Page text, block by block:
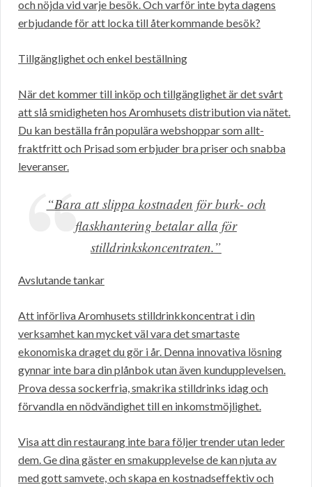
och nöjda vid varje besök. Och varför inte byta dagens
erbjudande för att locka till återkommande besök?
Tillgänglighet och enkel beställning
När det kommer till inköp och tillgänglighet är det svårt
att slå smidigheten hos Aromhusets distribution via nätet.
Du kan beställa från populära webshoppar som allt-
fraktfritt och Prisad som erbjuder bra priser och snabba
leveranser.
“Bara att slippa kostnaden för burk- och
flaskhantering betalar alla för
stilldrinkskoncentraten.”
Avslutande tankar
Att införliva Aromhusets stilldrinkkoncentrat i din
verksamhet kan mycket väl vara det smartaste
ekonomiska draget du gör i år. Denna innovativa lösning
gynnar inte bara din plånbok utan även kundupplevelsen.
Prova dessa sockerfria, smakrika stilldrinks idag och
förvandla en nödvändighet till en inkomstmöjlighet.
Visa att din restaurang inte bara följer trender utan leder
dem. Ge dina gäster en smakupplevelse de kan njuta av
med gott samvete, och skapa en kostnadseffektiv och